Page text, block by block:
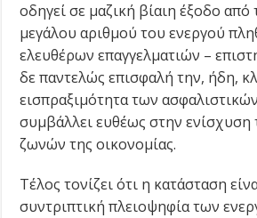
οδηγεί σε μαζική βίαιη έξοδο από
μεγάλου αριθμού του ενεργού
ελευθέρων επαγγελματιών –
δε παντελώς επισφαλή την, ήδη,
εισπραξιμότητα των
συμβάλλει ευθέως στην ενίσχυση
ζωνών της οικονομίας.
Τέλος τονίζει ότι η κατάσταση
συντριπτική πλειοψηφία των